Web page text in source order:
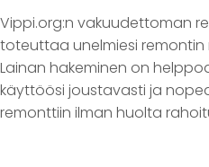
Vippi.org:n vakuudettoman
toteuttaa unelmiesi
Lainan hakeminen on
käyttöösi joustavasti ja
remonttiin ilman huolta